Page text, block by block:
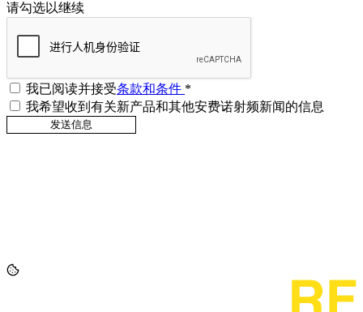
请勾选以继续
我已阅读并接受条款和条件 *
我希望收到有关新产品和其他安费诺射频新闻的信息